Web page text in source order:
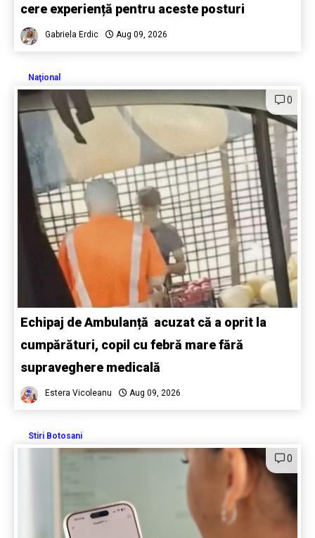
cere experiență pentru aceste posturi
Gabriela Erdic Aug 09, 2026
Naţional
0
Echipaj de Ambulanță acuzat că a oprit la
cumpărături, copil cu febră mare fără
supraveghere medicală
Estera Vicoleanu Aug 09, 2026
Stiri Botosani
0